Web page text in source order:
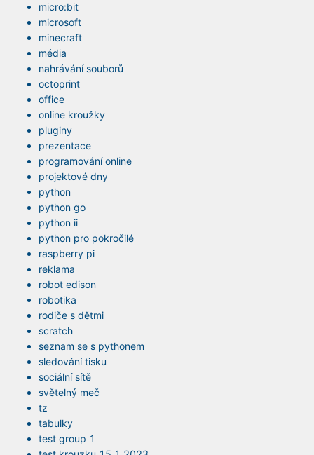
micro:bit
microsoft
minecraft
média
nahrávání souborů
octoprint
office
online kroužky
pluginy
prezentace
programování online
projektové dny
python
python go
python ii
python pro pokročilé
raspberry pi
reklama
robot edison
robotika
rodiče s dětmi
scratch
seznam se s pythonem
sledování tisku
sociální sítě
světelný meč
tz
tabulky
test group 1